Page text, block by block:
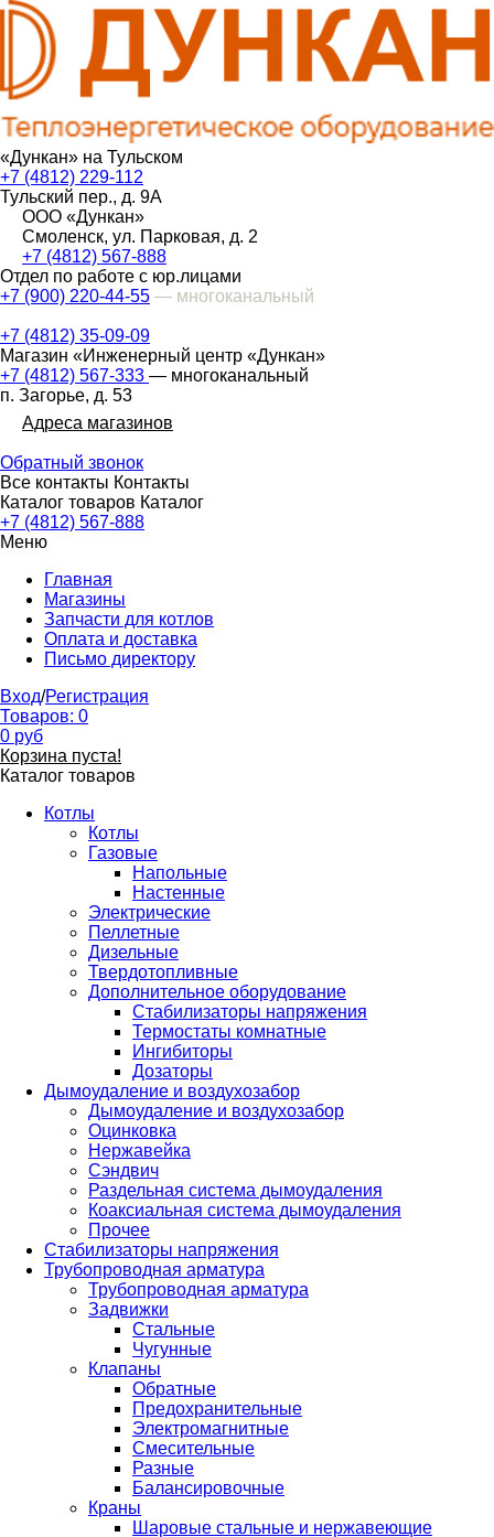
«Дункан» на Тульском
+7 (4812) 229-112
Тульский пер., д. 9А
ООО «Дункан»
Смоленск, ул. Парковая, д. 2
+7 (4812) 567-888
Отдел по работе с юр.лицами
+7 (900) 220-44-55 — многоканальный
+7 (4812) 35-09-09
Магазин «Инженерный центр «Дункан»
+7 (4812) 567-333 — многоканальный
п. Загорье, д. 53
Адреса магазинов
Обратный звонок
Все контакты Контакты
Каталог товаров Каталог
+7 (4812) 567-888
Меню
Главная
Магазины
Запчасти для котлов
Оплата и доставка
Письмо директору
Вход/Регистрация
Товаров: 0
0 руб
Корзина пуста!
Каталог товаров
Котлы
Котлы
Газовые
Напольные
Настенные
Электрические
Пеллетные
Дизельные
Твердотопливные
Дополнительное оборудование
Стабилизаторы напряжения
Термостаты комнатные
Ингибиторы
Дозаторы
Дымоудаление и воздухозабор
Дымоудаление и воздухозабор
Оцинковка
Нержавейка
Сэндвич
Раздельная система дымоудаления
Коаксиальная система дымоудаления
Прочее
Стабилизаторы напряжения
Трубопроводная арматура
Трубопроводная арматура
Задвижки
Стальные
Чугунные
Клапаны
Обратные
Предохранительные
Электромагнитные
Смесительные
Разные
Балансировочные
Краны
Шаровые стальные и нержавеющие